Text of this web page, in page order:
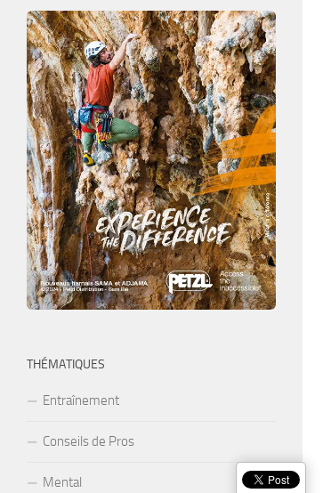
THÉMATIQUES
Entraînement
Conseils de Pros
Mental